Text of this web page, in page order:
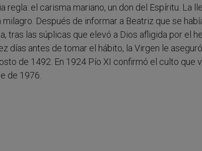
regla: el carisma mariano, un don del Espíritu. La
Después de informar a Beatriz que se
tras las súplicas que elevó a Dios afligida por el
días antes de tomar el hábito, la Virgen le
de 1492. En 1924 Pío XI confirmó el culto que
de 1976.